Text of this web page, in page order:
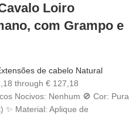
Loiro
com Grampo e
de cabelo Natural
through € 127,18
Nocivos: Nenhum 🚫 Cor: Pura
✨ Material: Aplique de